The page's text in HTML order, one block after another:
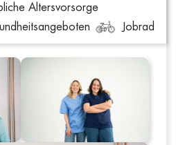
Altersvorsorge
Jobrad